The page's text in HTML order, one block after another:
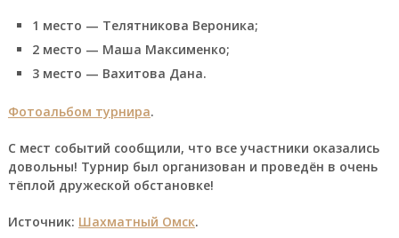
1 место — Телятникова Вероника;
2 место — Маша Максименко;
3 место — Вахитова Дана.
Фотоальбом турнира.
С мест событий сообщили, что все участники оказались
довольны! Турнир был организован и проведён в очень
тёплой дружеской обстановке!
Источник: Шахматный Омск.